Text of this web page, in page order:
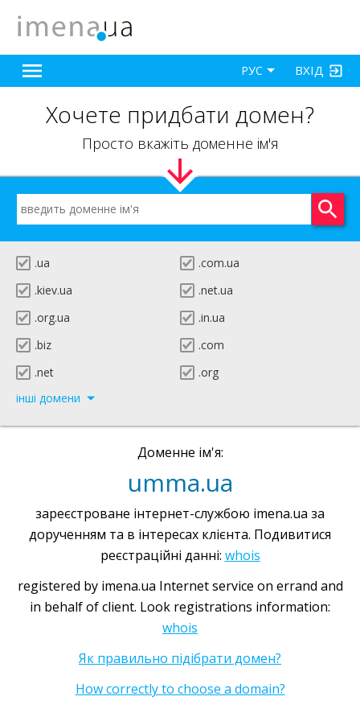
ВХІД
РУС
Хочете придбати домен?
Просто вкажіть доменне ім'я
.ua
.com.ua
.kiev.ua
.net.ua
.org.ua
.in.ua
.biz
.com
.net
.org
інші домени
Доменне ім'я:
umma.ua
зареєстроване інтернет-службою imena.ua за
дорученням та в інтересах клієнта. Подивитися
реєстраційні данні: whois
registered by imena.ua Internet service on errand and
in behalf of client. Look registrations information:
whois
Як правильно підібрати домен?
How correctly to choose a domain?